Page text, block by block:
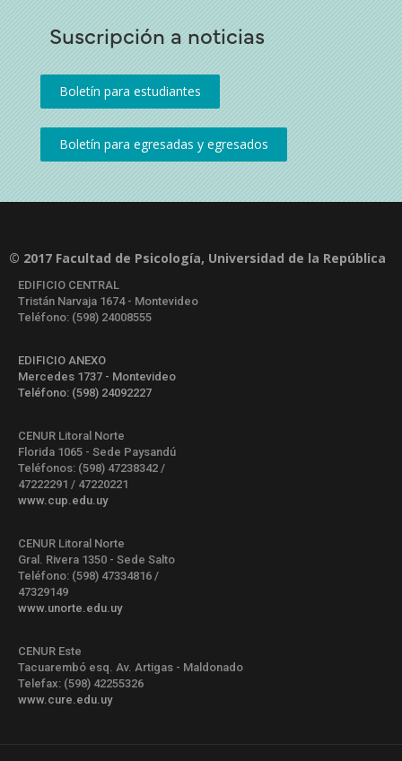
Suscripción a noticias
© 2017 Facultad de Psicología, Universidad de la República
EDIFICIO CENTRAL
Tristán Narvaja 1674 - Montevideo
Teléfono: (598) 24008555
EDIFICIO ANEXO
Mercedes 1737 - Montevideo
Teléfono: (598) 24092227
CENUR Litoral Norte
Florida 1065 - Sede Paysandú
Teléfonos: (598) 47238342 /
47222291 / 47220221
www.cup.edu.uy
CENUR Litoral Norte
Gral. Rivera 1350 - Sede Salto
Teléfono: (598) 47334816 /
47329149
www.unorte.edu.uy
CENUR Este
Tacuarembó esq. Av. Artigas - Maldonado
Telefax: (598) 42255326
www.cure.edu.uy